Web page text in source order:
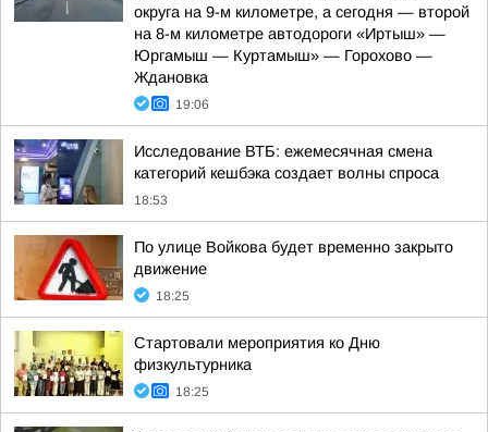
округа на 9-м километре, а сегодня — второй
на 8-м километре автодороги «Иртыш» —
Юргамыш — Куртамыш» — Горохово —
Ждановка
19:06
Исследование ВТБ: ежемесячная смена
категорий кешбэка создает волны спроса
18:53
По улице Войкова будет временно закрыто
движение
18:25
Стартовали мероприятия ко Дню
физкультурника
18:25